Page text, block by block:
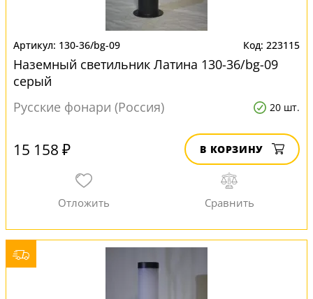
130-36/bg-09 223115
Наземный светильник Латина 130-36/bg-09
серый
Русские фонари (Россия)
20 шт.
15 158 ₽ В КОРЗИНУ